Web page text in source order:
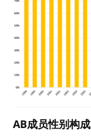
AB成员性别构成